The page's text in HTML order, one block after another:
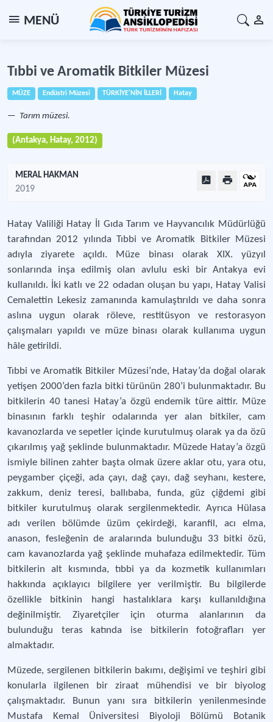
MENÜ
Tıbbi ve Aromatik Bitkiler Müzesi
MÜZE Endüstri Müzesi TÜRKİYE'NİN İLLERİ Hatay
Tarım müzesi.
(Antakya, Hatay, 2012)
MERAL HAKMAN
2019
Hatay Valiliği Hatay İl Gıda Tarım ve Hayvancılık Müdürlüğü
tarafından 2012 yılında Tıbbi ve Aromatik Bitkiler Müzesi
adıyla ziyarete açıldı. Müze binası olarak XIX. yüzyıl
sonlarında inşa edilmiş olan avlulu eski bir Antakya evi
kullanıldı. İki katlı ve 22 odadan oluşan bu yapı, Hatay Valisi
Cemalettin Lekesiz zamanında kamulaştırıldı ve daha sonra
aslına uygun olarak röleve, restitüsyon ve restorasyon
çalışmaları yapıldı ve müze binası olarak kullanıma uygun
hâle getirildi.
Tıbbi ve Aromatik Bitkiler Müzesi’nde, Hatay’da doğal olarak
yetişen 2000’den fazla bitki türünün 280’i bulunmaktadır. Bu
bitkilerin 40 tanesi Hatay’a özgü endemik türe aittir. Müze
binasının farklı teşhir odalarında yer alan bitkiler, cam
kavanozlarda ve sepetler içinde kurutulmuş olarak ya da özü
çıkarılmış yağ şeklinde bulunmaktadır. Müzede Hatay’a özgü
ismiyle bilinen zahter başta olmak üzere aklar otu, yara otu,
peygamber çiçeği, ada çayı, dağ çayı, dağ seyhanı, kestere,
zakkum, deniz teresi, ballıbaba, funda, güz çiğdemi gibi
bitkiler kurutulmuş olarak sergilenmektedir. Ayrıca Hülasa
adı verilen bölümde üzüm çekirdeği, karanfil, acı elma,
anason, fesleğenin de aralarında bulunduğu 33 bitki özü,
cam kavanozlarda yağ şeklinde muhafaza edilmektedir. Tüm
bitkilerin alt kısmında, tıbbi ya da kozmetik kullanımları
hakkında açıklayıcı bilgilere yer verilmiştir. Bu bilgilerde
özellikle bitkinin hangi hastalıklara karşı kullanıldığına
değinilmiştir. Ziyaretçiler için oturma alanlarının da
bulunduğu teras katında ise bitkilerin fotoğrafları yer
almaktadır.
Müzede, sergilenen bitkilerin bakımı, değişimi ve teşhiri gibi
konularla ilgilenen bir ziraat mühendisi ve bir biyolog
çalışmaktadır. Bunun yanı sıra bitkilerin yenilenmesinde
Mustafa Kemal Üniversitesi Biyoloji Bölümü Botanik